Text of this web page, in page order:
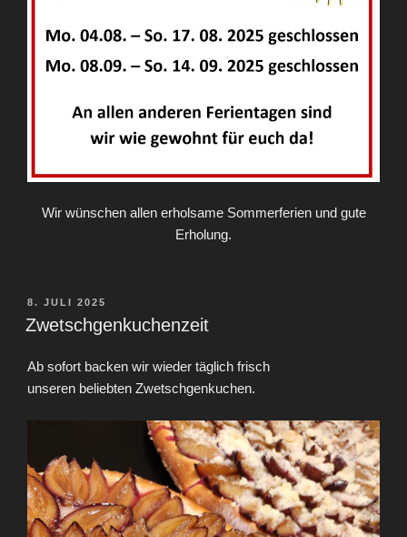
Wir wünschen allen erholsame Sommerferien und gute
Erholung.
VERÖFFENTLICHT
AM
8. JULI 2025
Zwetschgenkuchenzeit
Ab sofort backen wir wieder täglich frisch
unseren beliebten Zwetschgenkuchen.